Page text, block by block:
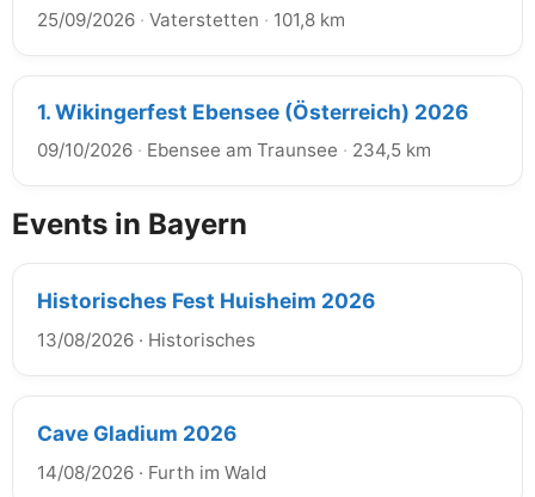
25/09/2026 · Vaterstetten · 101,8 km
1. Wikingerfest Ebensee (Österreich) 2026
09/10/2026 · Ebensee am Traunsee · 234,5 km
Events in Bayern
Historisches Fest Huisheim 2026
13/08/2026 · Historisches
Cave Gladium 2026
14/08/2026 · Furth im Wald